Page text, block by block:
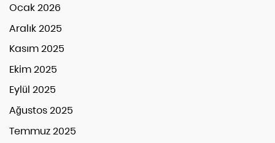
Ocak 2026
Aralık 2025
Kasım 2025
Ekim 2025
Eylül 2025
Ağustos 2025
Temmuz 2025